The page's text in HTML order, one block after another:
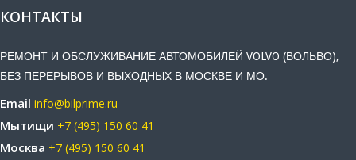
КОНТАКТЫ
РЕМОНТ И ОБСЛУЖИВАНИЕ АВТОМОБИЛЕЙ VOLVO (ВОЛЬВО),
БЕЗ ПЕРЕРЫВОВ И ВЫХОДНЫХ В МОСКВЕ И МО.
Email info@bilprime.ru
Мытищи +7 (495) 150 60 41
Москва +7 (495) 150 60 41